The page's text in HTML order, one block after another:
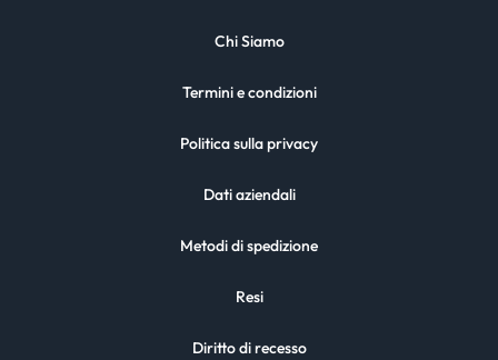
Chi Siamo
Termini e condizioni
Politica sulla privacy
Dati aziendali
Metodi di spedizione
Resi
Diritto di recesso